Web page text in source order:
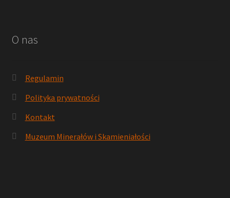
O nas
Regulamin
Polityka prywatności
Kontakt
Muzeum Minerałów i Skamieniałości